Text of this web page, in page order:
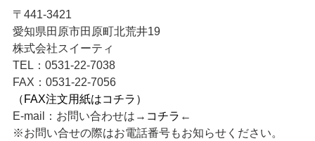
〒441-3421
愛知県田原市田原町北荒井19
株式会社スイーティ
TEL：0531-22-7038
FAX：0531-22-7056
（FAX注文用紙はコチラ）
E-mail：お問い合わせは→ コチラ ←
※お問い合せの際はお電話番号もお知らせください。